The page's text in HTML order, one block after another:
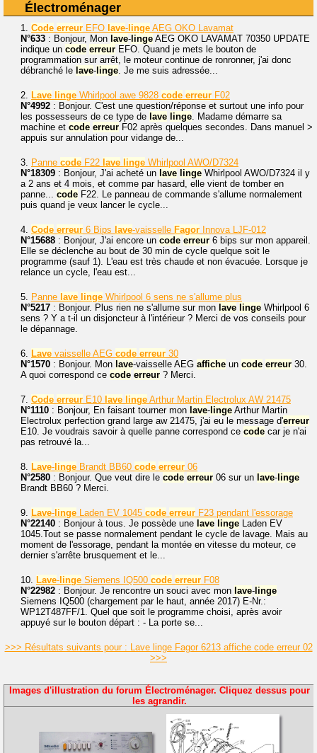
Électroménager
1. Code erreur EFO lave- linge AEG OKO Lavamat
N°633 : Bonjour, Mon lave- linge AEG OKO LAVAMAT 70350 UPDATE
indique un code erreur EFO. Quand je mets le bouton de
programmation sur arrêt, le moteur continue de ronronner, j'ai donc
débranché le lave- linge. Je me suis adressée...
2. Lave linge Whirlpool awe 9828 code erreur F02
N°4992 : Bonjour. C'est une question/réponse et surtout une info pour
les possesseurs de ce type de lave linge. Madame démarre sa
machine et code erreur F02 après quelques secondes. Dans manuel >
appuis sur annulation pour vidange de...
3. Panne code F22 lave linge Whirlpool AWO/D7324
N°18309 : Bonjour, J'ai acheté un lave linge Whirlpool AWO/D7324 il y
a 2 ans et 4 mois, et comme par hasard, elle vient de tomber en
panne... code F22. Le panneau de commande s'allume normalement
puis quand je veux lancer le cycle...
4. Code erreur 6 Bips lave-vaisselle Fagor Innova LJF-012
N°15688 : Bonjour, J'ai encore un code erreur 6 bips sur mon appareil.
Elle se déclenche au bout de 30 min de cycle quelque soit le
programme (sauf 1). L'eau est très chaude et non évacuée. Lorsque je
relance un cycle, l'eau est...
5. Panne lave linge Whirlpool 6 sens ne s'allume plus
N°5217 : Bonjour. Plus rien ne s'allume sur mon lave linge Whirlpool 6
sens ? Y a t-il un disjoncteur à l'intérieur ? Merci de vos conseils pour
le dépannage.
6. Lave vaisselle AEG code erreur 30
N°1570 : Bonjour. Mon lave-vaisselle AEG affiche un code erreur 30.
A quoi correspond ce code erreur ? Merci.
7. Code erreur E10 lave linge Arthur Martin Electrolux AW 21475
N°1110 : Bonjour, En faisant tourner mon lave- linge Arthur Martin
Electrolux perfection grand large aw 21475, j'ai eu le message d'erreur
E10. Je voudrais savoir à quelle panne correspond ce code car je n'ai
pas retrouvé la...
8. Lave- linge Brandt BB60 code erreur 06
N°2580 : Bonjour. Que veut dire le code erreur 06 sur un lave- linge
Brandt BB60 ? Merci.
9. Lave- linge Laden EV 1045 code erreur F23 pendant l'essorage
N°22140 : Bonjour à tous. Je possède une lave linge Laden EV
1045.Tout se passe normalement pendant le cycle de lavage. Mais au
moment de l'essorage, pendant la montée en vitesse du moteur, ce
dernier s'arrête brusquement et le...
10. Lave- linge Siemens IQ500 code erreur F08
N°22982 : Bonjour. Je rencontre un souci avec mon lave- linge
Siemens IQ500 (chargement par le haut, année 2017) E-Nr.:
WP12T487FF/1. Quel que soit le programme choisi, après avoir
appuyé sur le bouton départ : - La porte se...
>>> Résultats suivants pour : Lave linge Fagor 6213 affiche code erreur 02
>>>
Images d'illustration du forum Électroménager. Cliquez dessus pour
les agrandir.